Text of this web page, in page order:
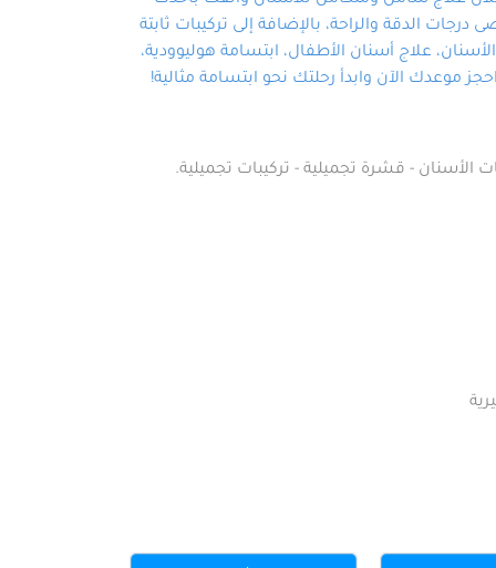
الدقة والراحة، بالإضافة إلى تركيبات ثابتة
علاج أسنان الأطفال، ابتسامة هوليوودية،
موعدك الآن وابدأ رحلتك نحو ابتسامة مثالية!
الأسنان - قشرة تجميلية - تركيبات تجميلية.